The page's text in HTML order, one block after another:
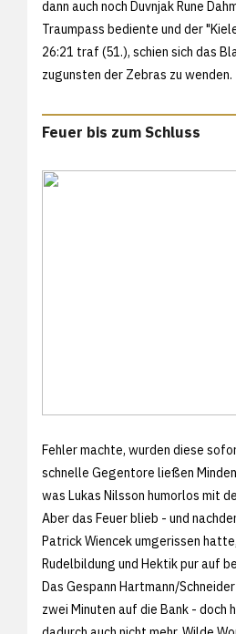
dann auch noch Duvnjak Rune
Traumpass bediente und der
26:21 traf (51.), schien sich das
zugunsten der Zebras zu wenden.
Feuer bis zum Schluss
Fehler machte, wurden diese
schnelle Gegentore ließen
was Lukas Nilsson humorlos mit
Aber das Feuer blieb - und
Patrick Wiencek umgerissen
Rudelbildung und Hektik pur auf
Das Gespann Hartmann/
zwei Minuten auf die Bank - doch